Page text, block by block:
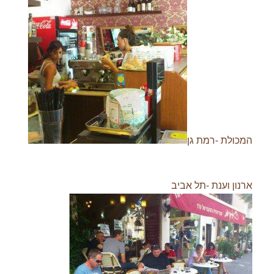
המכולת -רמת גן
ארנון וענת -תל אביב